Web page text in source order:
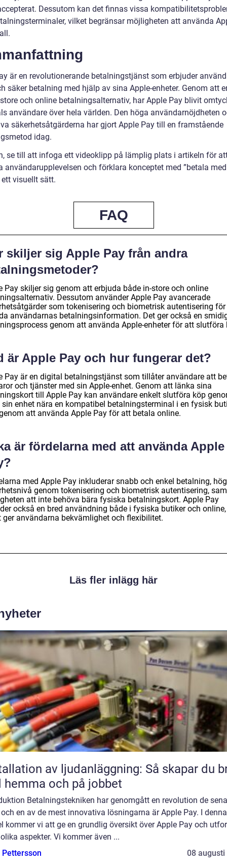
Dessutom kan det finnas vissa
vilket begränsar möjligheten att använda
är en revolutionerande betalningstjänst som erbjuder
säker betalning med hjälp av sina Apple-enheter. Genom att
och online betalningsalternativ, har Apple Pay blivit
användare över hela världen. Den höga användarnöjdheten
säkerhetsåtgärderna har gjort Apple Pay till en framstående
idag.
se till att infoga ett videoklipp på lämplig plats i artikeln för
användarupplevelsen och förklara konceptet med ”betala
ett visuellt sätt.
FAQ
skiljer sig Apple Pay från andra
Pay skiljer sig genom att erbjuda både in-store och online
Dessutom använder Apple Pay avancerade
som tokenisering och biometrisk autentisering
användarnas betalningsinformation. Det ger också en
genom att använda Apple-enheter för att slutföra
är Apple Pay och hur fungerar det?
Pay är en digital betalningstjänst som tillåter användare att
och tjänster med sin Apple-enhet. Genom att länka sina
till Apple Pay kan användare enkelt slutföra köp
enhet nära en kompatibel betalningsterminal i en fysisk
att använda Apple Pay för att betala online.
är fördelarna med att använda Apple
med Apple Pay inkluderar snabb och enkel betalning, hög
genom tokenisering och biometrisk autentisering,
att inte behöva bära fysiska betalningskort. Apple Pay
också en bred användning både i fysiska butiker och online,
ger användarna bekvämlighet och flexibilitet.
Läs fler inlägg här
av ljudanläggning: Så skapar du
hemma och på jobbet
Betalningstekniken har genomgått en revolution de
och en av de mest innovativa lösningarna är Apple Pay. I denna
kommer vi att ge en grundlig översikt över Apple Pay och
aspekter. Vi kommer även ...
08 augusti